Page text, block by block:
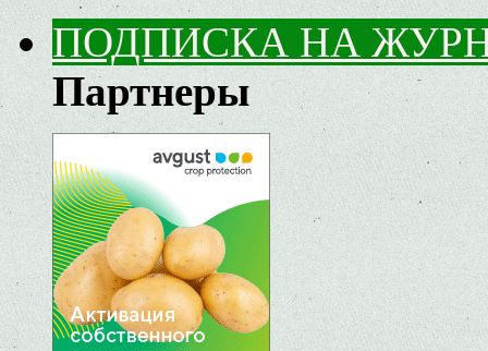
ПОДПИСКА НА
Партнеры